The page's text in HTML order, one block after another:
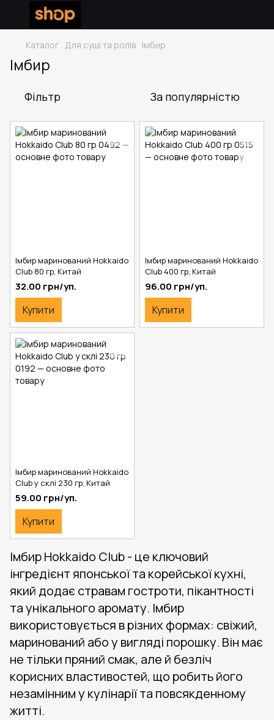
Каталог Для суші та ролів Імбир
Імбир
Фільтр За популярністю
Імбир маринований Hokkaido
Club 80 гр, Китай
32.00 грн/уп.
Купити
Імбир маринований Hokkaido
Club 400 гр, Китай
96.00 грн/уп.
Купити
Імбир маринований Hokkaido
Club у склі 230 гр, Китай
59.00 грн/уп.
Купити
Імбир Hokkaido Club - це ключовий
інгредієнт японської та корейської кухні,
який додає стравам гостроти, пікантності
та унікального аромату. Імбир
використовується в різних формах: свіжий,
маринований або у вигляді порошку. Він має
не тільки пряний смак, але й безліч
корисних властивостей, що робить його
незамінним у кулінарії та повсякденному
житті.